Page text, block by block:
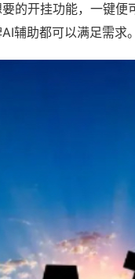
的开挂功能，一键
辅助都可以满足需求。